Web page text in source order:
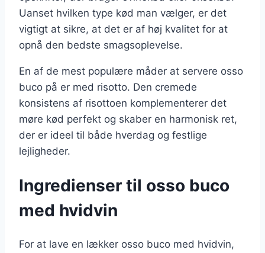
Uanset hvilken type kød man vælger, er det
vigtigt at sikre, at det er af høj kvalitet for at
opnå den bedste smagsoplevelse.
En af de mest populære måder at servere osso
buco på er med risotto. Den cremede
konsistens af risottoen komplementerer det
møre kød perfekt og skaber en harmonisk ret,
der er ideel til både hverdag og festlige
lejligheder.
Ingredienser til osso buco
med hvidvin
For at lave en lækker osso buco med hvidvin,